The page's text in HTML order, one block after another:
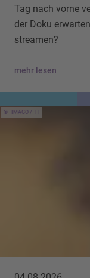
Tag nach vorne
der Doku
streamen?
mehr lesen
IMAGO / TT